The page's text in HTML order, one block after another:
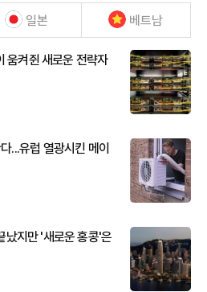
일본 베트남
움켜쥔 새로운 전략자
...유럽 열광시킨 메이
났지만 '새로운 홍콩'은